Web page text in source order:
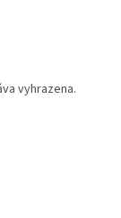
vyhrazena.